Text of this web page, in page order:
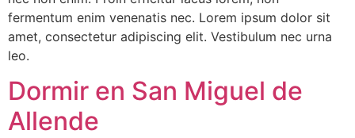
fermentum enim venenatis nec. Lorem ipsum dolor sit
amet, consectetur adipiscing elit. Vestibulum nec urna
leo.
Dormir en San Miguel de
Allende